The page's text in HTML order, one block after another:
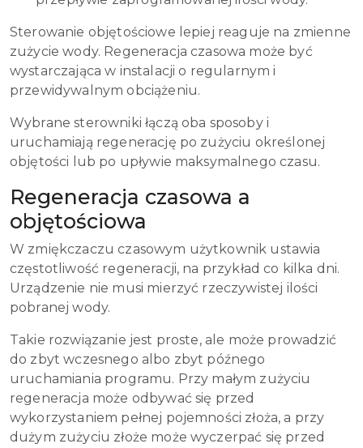
Sterowanie objętościowe lepiej reaguje na zmienne
zużycie wody. Regeneracja czasowa może być
wystarczająca w instalacji o regularnym i
przewidywalnym obciążeniu.
Wybrane sterowniki łączą oba sposoby i
uruchamiają regenerację po zużyciu określonej
objętości lub po upływie maksymalnego czasu.
Regeneracja czasowa a
objętościowa
W zmiękczaczu czasowym użytkownik ustawia
częstotliwość regeneracji, na przykład co kilka dni.
Urządzenie nie musi mierzyć rzeczywistej ilości
pobranej wody.
Takie rozwiązanie jest proste, ale może prowadzić
do zbyt wczesnego albo zbyt późnego
uruchamiania programu. Przy małym zużyciu
regeneracja może odbywać się przed
wykorzystaniem pełnej pojemności złoża, a przy
dużym zużyciu złoże może wyczerpać się przed